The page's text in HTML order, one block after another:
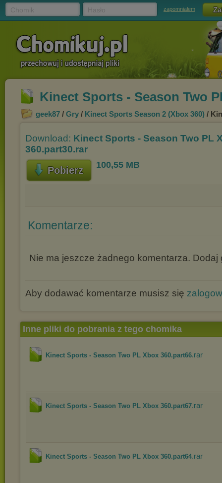
zapomniałem
Kinect Sports - Season Two
geek87 / Gry / Kinect Sports Season 2 (Xbox 360) /
Download: Kinect Sports - Season Two PL
360.part30.rar
Pobierz 100,55 MB
Komentarze:
Nie ma jeszcze żadnego komentarza. Dodaj
Aby dodawać komentarze musisz się
Inne pliki do pobrania z tego chomika
Kinect Sports - Season Two PL Xbox 360.part66.rar
Kinect Sports - Season Two PL Xbox 360.part67.rar
Kinect Sports - Season Two PL Xbox 360.part64.rar